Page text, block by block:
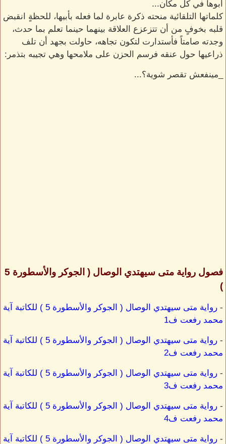
أبوها في كل مكان...
كلماتها التلقائية منحته ذكرة عابرة لما فعله بأبيها، للحظةٍ انقبض
قلبه بخوفٍ من أن تتزعزع العلاقة بينهما حينما تعلم بما حدث،
وجدته صامتاً فأستدارت لتكون تجاهه، حاولت بجهد أن تلف
ذراعيها حول عنقه فرسم الحزن على ملامحها وهي تجيبه بتذمر:
_مينفعش تقصر شوية؟...
فصول رواية متى سيهتدي الوصال ( الجوكر والأسطورة 5
)
-
رواية متى سيهتدي الوصال ( الجوكر والأسطورة 5 ) للكاتبة آية
محمد رفعت ف1
-
رواية متى سيهتدي الوصال ( الجوكر والأسطورة 5 ) للكاتبة آية
محمد رفعت ف2
-
رواية متى سيهتدي الوصال ( الجوكر والأسطورة 5 ) للكاتبة آية
محمد رفعت ف3
-
رواية متى سيهتدي الوصال ( الجوكر والأسطورة 5 ) للكاتبة آية
محمد رفعت ف4
-
رواية متى سيهتدي الوصال ( الجوكر والأسطورة 5 ) للكاتبة آية